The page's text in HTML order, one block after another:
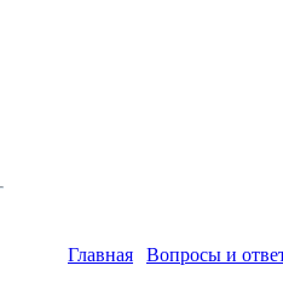
Главная Вопросы и